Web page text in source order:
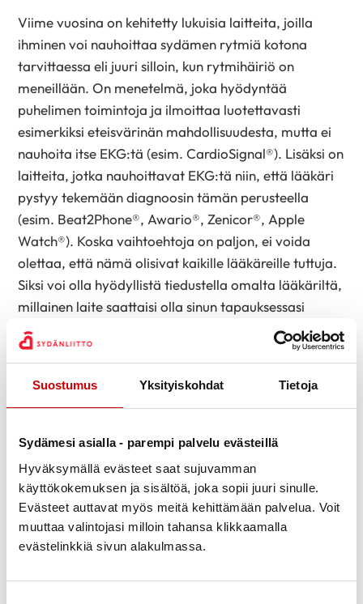
Suostumus Yksityiskohdat Tietoja
Sydämesi asialla - parempi palvelu evästeillä
Hyväksymällä evästeet saat sujuvamman
käyttökokemuksen ja sisältöä, joka sopii juuri sinulle.
Evästeet auttavat myös meitä kehittämään palvelua. Voit
muuttaa valintojasi milloin tahansa klikkaamalla
evästelinkkiä sivun alakulmassa.
Viime vuosina on kehitetty lukuisia laitteita, joilla
ihminen voi nauhoittaa sydämen rytmiä kotona
tarvittaessa eli juuri silloin, kun rytmihäiriö on
meneillään. On menetelmä, joka hyödyntää
puhelimen toimintoja ja ilmoittaa luotettavasti
esimerkiksi eteisvärinän mahdollisuudesta, mutta ei
nauhoita itse EKG:tä (esim. CardioSignal®). Lisäksi on
laitteita, jotka nauhoittavat EKG:tä niin, että lääkäri
pystyy tekemään diagnoosin tämän perusteella
(esim. Beat2Phone®, Awario®, Zenicor®, Apple
Watch®). Koska vaihtoehtoja on paljon, ei voida
olettaa, että nämä olisivat kaikille lääkäreille tuttuja.
Siksi voi olla hyödyllistä tiedustella omalta lääkäriltä,
millainen laite saattaisi olla sinun tapauksessasi
hyödyllinen.
Jos rytmihäiriötä esiintyy harvoin, mutta sen oireet
ovat vakavia kuten tajunnanmenetys, voidaan
käyttää rytmivalvuria. Se on pieni laite, jonka
rekisteröi mahdolliset haitalliset rytmihäiriöt ja se
voidaan pitää toiminnassa jopa vuoden ajan.
Muut sydäntutkimukset
Jos oire ilmenee rasituksessa, kannattaa diagnoosia
sydänfilmiä nauhoitetaan koko suorituksen ajan.